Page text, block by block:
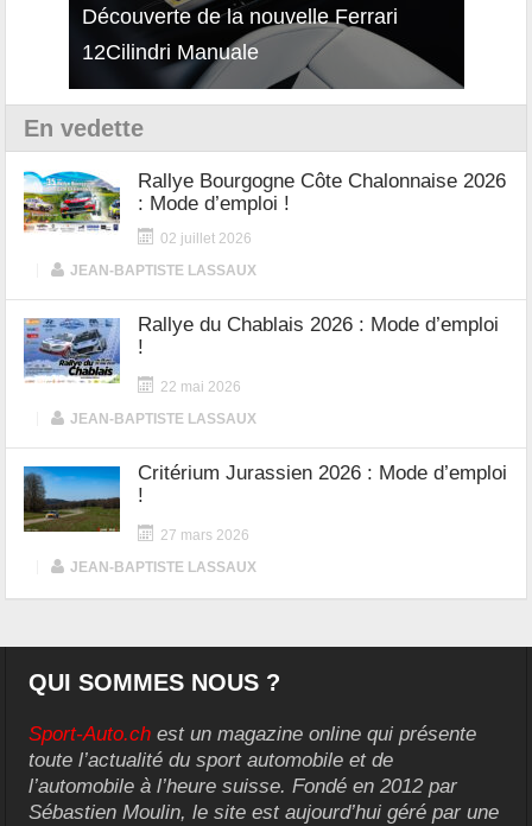
Découverte de la nouvelle Ferrari
12Cilindri Manuale
En vedette
Rallye Bourgogne Côte Chalonnaise 2026
: Mode d’emploi !
02 juillet 2026
JEAN-BAPTISTE LASSAUX
Rallye du Chablais 2026 : Mode d’emploi
!
22 mai 2026
JEAN-BAPTISTE LASSAUX
Critérium Jurassien 2026 : Mode d’emploi
!
27 mars 2026
JEAN-BAPTISTE LASSAUX
QUI SOMMES NOUS ?
Sport-Auto.ch est un magazine online qui présente
toute l’actualité du sport automobile et de
l’automobile à l’heure suisse. Fondé en 2012 par
Sébastien Moulin, le site est aujourd’hui géré par une